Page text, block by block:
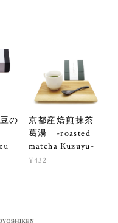
の
京都産焙煎抹茶
葛湯 -roasted
matcha Kuzuyu-
¥432